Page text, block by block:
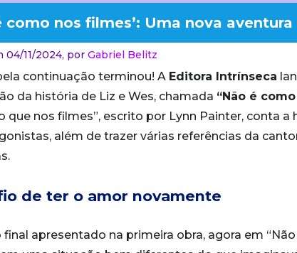
como nos filmes’: Uma nova
04/11/2024, por Gabriel Belitz
continuação terminou! A Editora Intrínseca
da história de Liz e Wes, chamada “Não é
que nos filmes”, escrito por Lynn Painter, conta
além de trazer várias referências da
de ter o amor novamente
final apresentado na primeira obra, agora em